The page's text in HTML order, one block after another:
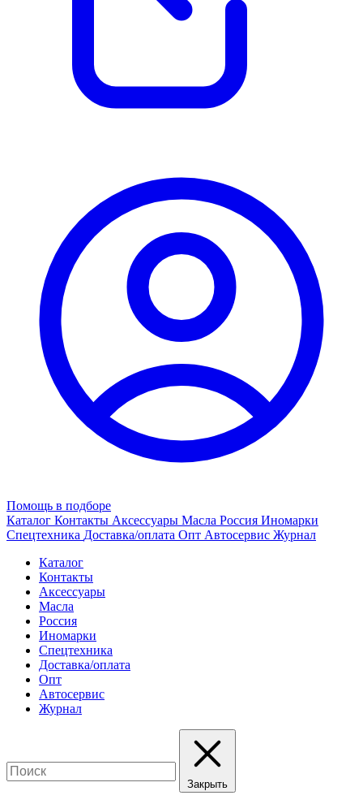
Помощь в подборе
Каталог Контакты Аксессуары Масла Россия Иномарки
Спецтехника Доставка/оплата Опт Автосервис Журнал
Каталог
Контакты
Аксессуары
Масла
Россия
Иномарки
Спецтехника
Доставка/оплата
Опт
Автосервис
Журнал
Закрыть